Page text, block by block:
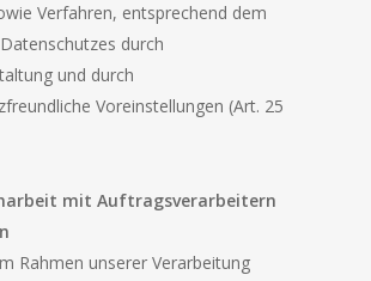
Verfahren, entsprechend dem
durch
und durch
Voreinstellungen (Art. 25
mit Auftragsverarbeitern
Rahmen unserer Verarbeitung